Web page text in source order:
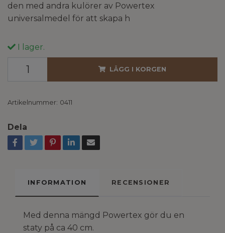
den med andra kulörer av Powertex
universalmedel för att skapa h
I lager.
LÄGG I KORGEN
Artikelnummer: 0411
Dela
INFORMATION RECENSIONER
Med denna mängd Powertex gör du en
staty på ca 40 cm.